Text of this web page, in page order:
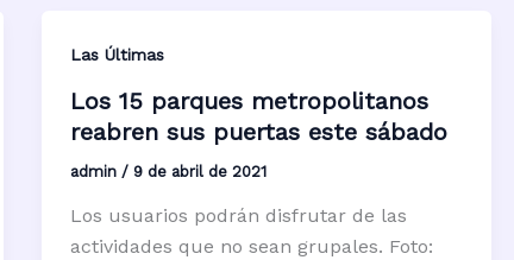
Las Últimas
Los 15 parques metropolitanos
reabren sus puertas este sábado
admin / 9 de abril de 2021
Los usuarios podrán disfrutar de las
actividades que no sean grupales. Foto: